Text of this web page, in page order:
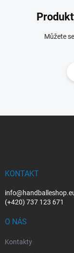
Můžete
KONTAKT
(+420) 737 123 671
O NÁS
Kontakty